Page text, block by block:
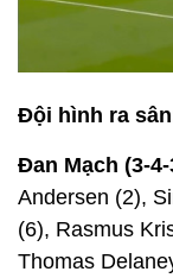
Đội hình ra
Đan Mạch (3-4-
Andersen (2),
(6), Rasmus
Thomas